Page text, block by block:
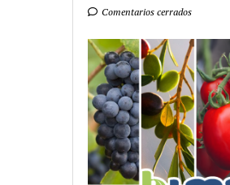
Comentarios cerrados